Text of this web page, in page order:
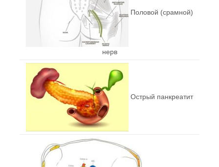
Половой (срамной)
нерв
Острый панкреатит